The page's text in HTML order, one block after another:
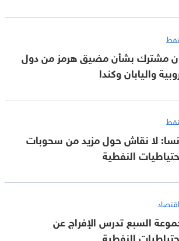
نفط
مشترك بشأن مضيق هرمز من دول
واليابان وكندا
نفط
لا نقاش حول مزيد من سحوبات
النفطية
اقتصاد
السبع تدرس الإفراج عن
النفطية